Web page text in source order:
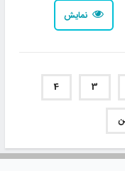
نمایش
3
4